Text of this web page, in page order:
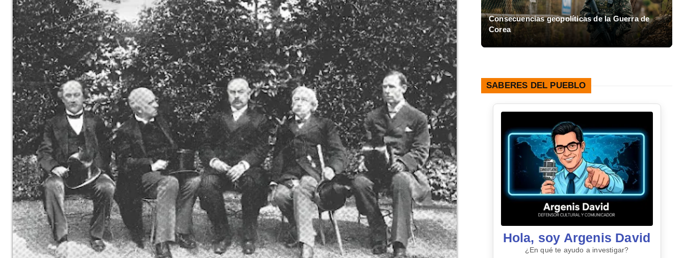
Subasta de CITGO: Cronograma y Ofertas en
Delaware
Consecuencias geopolíticas de la Guerra de
Corea
SABERES DEL PUEBLO
Hola, soy Argenis David
¿En qué te ayudo a investigar?